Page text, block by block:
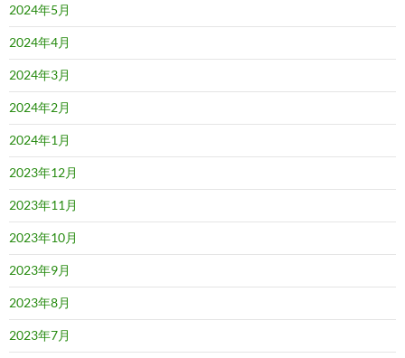
2024年5月
2024年4月
2024年3月
2024年2月
2024年1月
2023年12月
2023年11月
2023年10月
2023年9月
2023年8月
2023年7月